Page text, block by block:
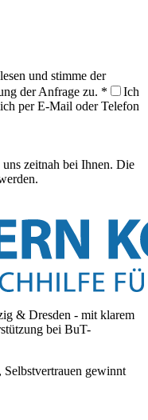
und stimme der
der Anfrage zu. *
Ich
per E-Mail oder Telefon
zeitnah bei Ihnen. Die
& Dresden - mit klarem
bei BuT-
gewinnt